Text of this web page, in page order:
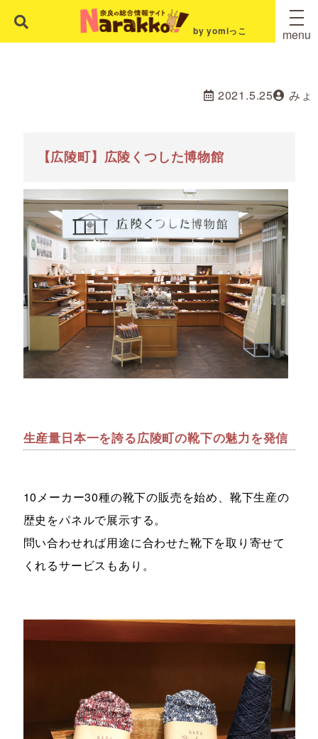
by yomiっこ menu
2021.5.25 みょ
【広陵町】広陵くつした博物館
生産量日本一を誇る広陵町の靴下の魅力を発信
10メーカー30種の靴下の販売を始め、靴下生産の
歴史をパネルで展示する。
問い合わせれば用途に合わせた靴下を取り寄せて
くれるサービスもあり。